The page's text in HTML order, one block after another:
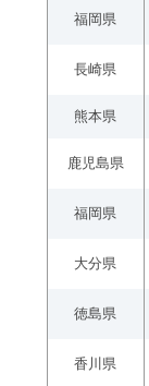
福岡県
長崎県
熊本県
鹿児島県
福岡県
大分県
徳島県
香川県